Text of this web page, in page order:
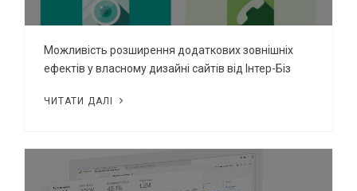
Можливість розширення додаткових зовнішніх
ефектів у власному дизайні сайтів від Інтер-Біз
ЧИТАТИ ДАЛІ